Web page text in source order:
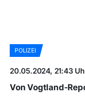
POLIZEI
20.05.2024, 21:43
Von Vogtland-